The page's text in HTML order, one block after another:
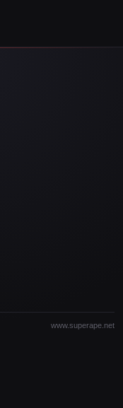
www.superape.net